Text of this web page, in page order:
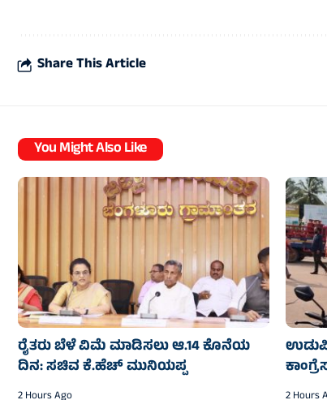
Share This Article
You Might Also Like
ರೈತರು ಬೆಳೆ ವಿಮೆ ಮಾಡಿಸಲು ಆ.14 ಕೊನೆಯ
ದಿನ: ಸಚಿವ ಕೆ.ಹೆಚ್ ಮುನಿಯಪ್ಪ